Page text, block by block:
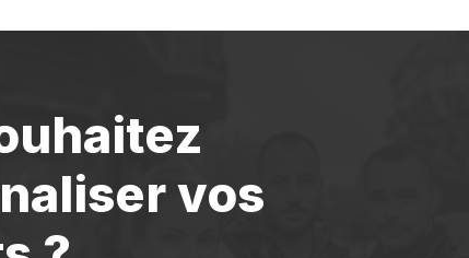
vos